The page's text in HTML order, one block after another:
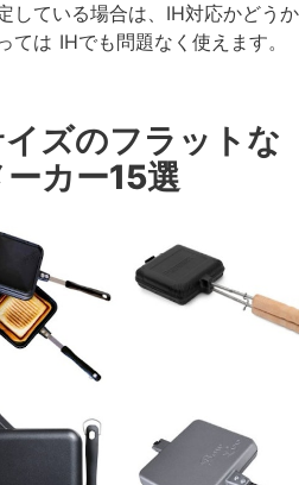
している場合は、IH対応かどうか
は IHでも問題なく使えます。
ズのフラットな
カー15選